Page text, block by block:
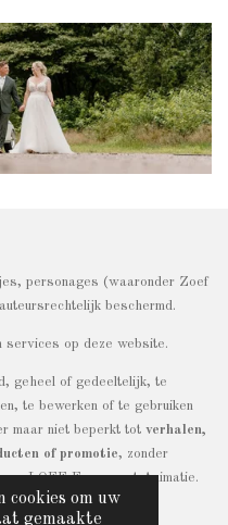
cookies om uw
gemaakte
personages (waaronder Zoef
beschermd.
op deze website.
geheel of gedeeltelijk, te
te bewerken of te gebruiken
maar niet beperkt tot verhalen,
of promotie, zonder
LOEF Evenement Animatie.